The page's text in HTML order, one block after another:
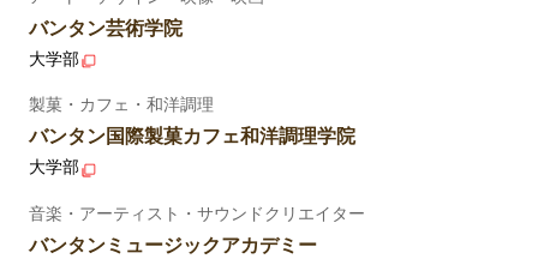
バンタン芸術学院
大学部
製菓・カフェ・和洋調理
バンタン国際製菓カフェ和洋調理学院
大学部
音楽・アーティスト・サウンドクリエイター
バンタンミュージックアカデミー